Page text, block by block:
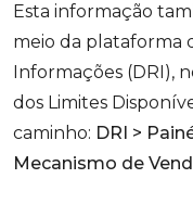
Esta informação
meio da plataforma
Informações (DRI),
dos Limites
caminho: DRI >
Mecanismo de